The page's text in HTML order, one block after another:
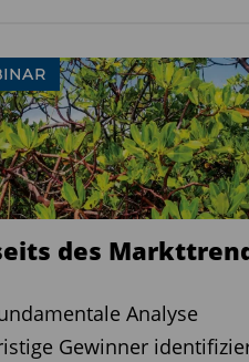
des
Analyse
Gewinner